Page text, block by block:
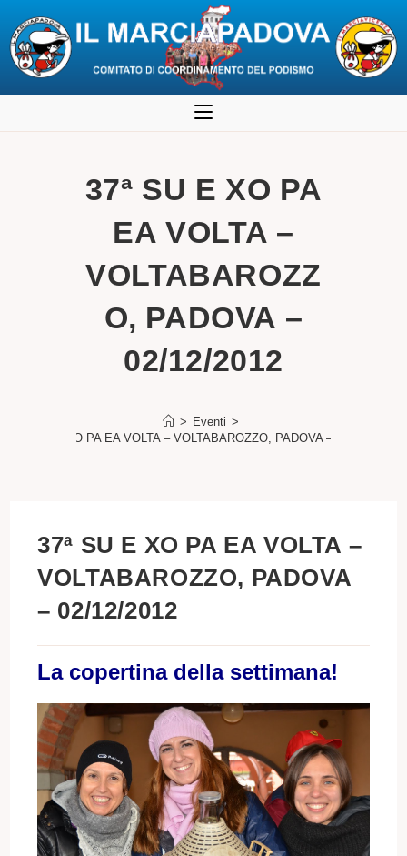
al
37ª SU E XO PA
EA VOLTA –
VOLTABAROZZ
O, PADOVA –
02/12/2012
> Eventi >
37ª SU E XO PA EA VOLTA – VOLTABAROZZO, PADOVA – 02/12/2012
37ª SU E XO PA EA VOLTA –
VOLTABAROZZO, PADOVA
– 02/12/2012
La copertina della settimana!